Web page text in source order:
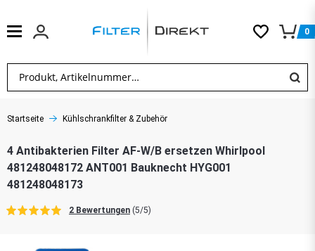
0
Startseite Kühlschrankfilter & Zubehör
4 Antibakterien Filter AF-W/B ersetzen Whirlpool
481248048172 ANT001 Bauknecht HYG001
481248048173
2 Bewertungen (5/5)